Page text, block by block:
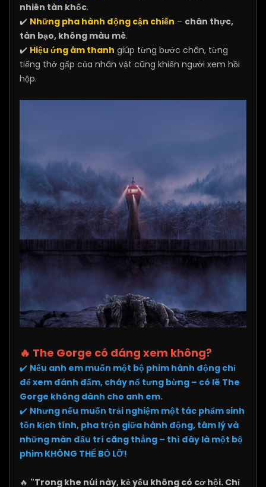
nhiên tàn khốc.
✔️ Những pha hành động cận chiến – chân thực,
tàn bạo, không màu mè.
✔️ Hiệu ứng âm thanh giúp từng bước chân, từng
tiếng thở gấp của nhân vật cũng khiến người xem hồi
hộp.
🔥 The Gorge có đáng xem không?
✔️ Nếu anh em muốn một bộ phim hành động chỉ
để xem đánh đấm, cháy nổ tưng bừng – có lẽ The
Gorge không dành cho anh em.
✔️ Nhưng nếu muốn trải nghiệm một tác phẩm sinh
tồn kịch tính, pha trộn giữa hành động, tâm lý và
những màn đấu trí căng thẳng – thì đây là một bộ
phim KHÔNG THỂ BỎ LỠ!
🔥 "Trong khe núi này, kẻ yếu không có cơ hội. Chỉ